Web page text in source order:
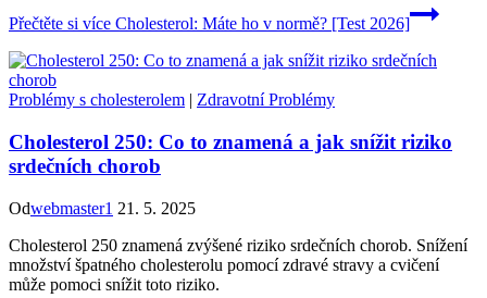
Přečtěte si více Cholesterol: Máte ho v normě? [Test 2026]
Problémy s cholesterolem | Zdravotní Problémy
Cholesterol 250: Co to znamená a jak snížit riziko
srdečních chorob
Odwebmaster1 21. 5. 2025
Cholesterol 250 znamená zvýšené riziko srdečních chorob. Snížení
množství špatného cholesterolu pomocí zdravé stravy a cvičení
může pomoci snížit toto riziko.